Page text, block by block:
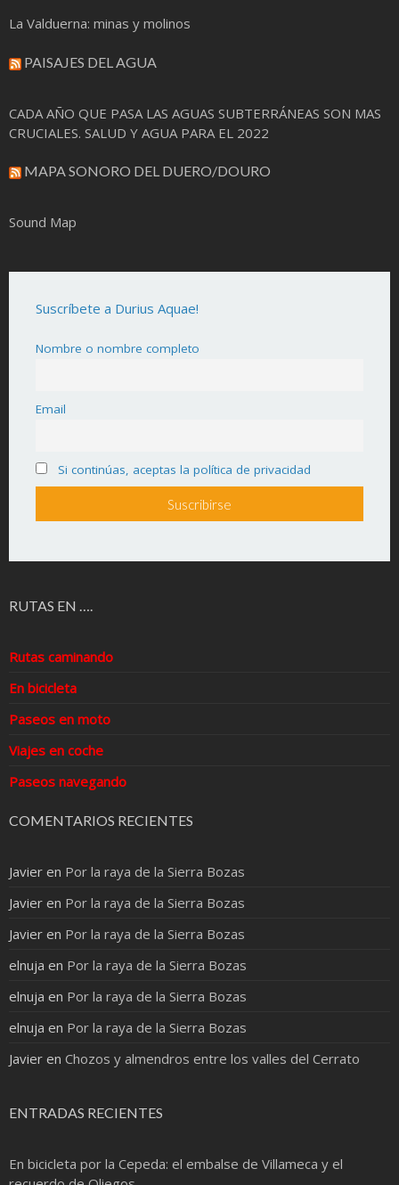
La Valduerna: minas y molinos
PAISAJES DEL AGUA
CADA AÑO QUE PASA LAS AGUAS SUBTERRÁNEAS SON MAS
CRUCIALES. SALUD Y AGUA PARA EL 2022
MAPA SONORO DEL DUERO/DOURO
Sound Map
Suscríbete a Durius Aquae!
Nombre o nombre completo
Email
Si continúas, aceptas la política de privacidad
RUTAS EN ….
Rutas caminando
En bicicleta
Paseos en moto
Viajes en coche
Paseos navegando
COMENTARIOS RECIENTES
Javier en Por la raya de la Sierra Bozas
Javier en Por la raya de la Sierra Bozas
Javier en Por la raya de la Sierra Bozas
elnuja en Por la raya de la Sierra Bozas
elnuja en Por la raya de la Sierra Bozas
elnuja en Por la raya de la Sierra Bozas
Javier en Chozos y almendros entre los valles del Cerrato
ENTRADAS RECIENTES
En bicicleta por la Cepeda: el embalse de Villameca y el